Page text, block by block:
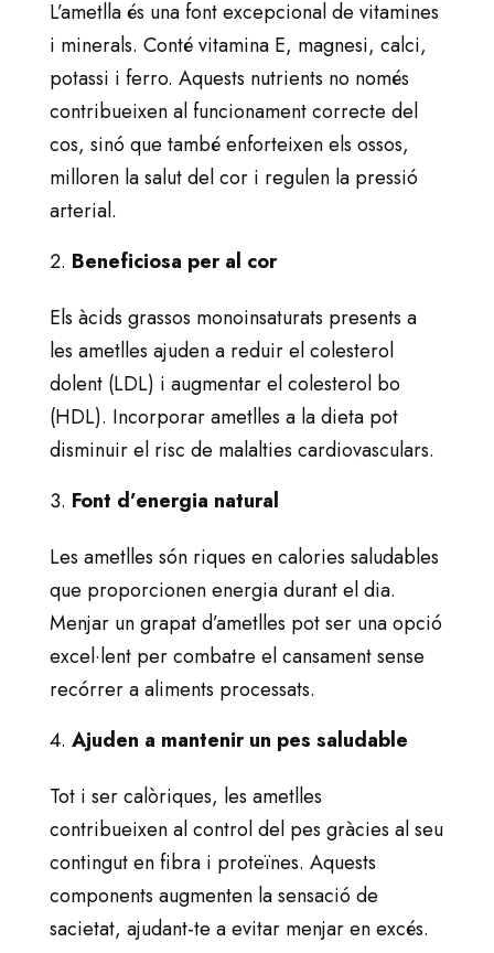
L’ametlla és una font excepcional de vitamines
i minerals. Conté vitamina E, magnesi, calci,
potassi i ferro. Aquests nutrients no només
contribueixen al funcionament correcte del
cos, sinó que també enforteixen els ossos,
milloren la salut del cor i regulen la pressió
arterial.
Beneficiosa per al cor
Els àcids grassos monoinsaturats presents a
les ametlles ajuden a reduir el colesterol
dolent (LDL) i augmentar el colesterol bo
(HDL). Incorporar ametlles a la dieta pot
disminuir el risc de malalties cardiovasculars.
Font d’energia natural
Les ametlles són riques en calories saludables
que proporcionen energia durant el dia.
Menjar un grapat d’ametlles pot ser una opció
excel·lent per combatre el cansament sense
recórrer a aliments processats.
Ajuden a mantenir un pes saludable
Tot i ser calòriques, les ametlles
contribueixen al control del pes gràcies al seu
contingut en fibra i proteïnes. Aquests
components augmenten la sensació de
sacietat, ajudant-te a evitar menjar en excés.